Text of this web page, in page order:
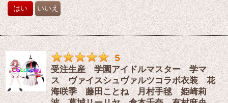
はい いいえ
5
受注生産 学園アイドルマスター 学マ
ス ヴァイスシュヴァルツコラボ衣装 花
海咲季 藤田ことね 月村手毬 姫崎莉